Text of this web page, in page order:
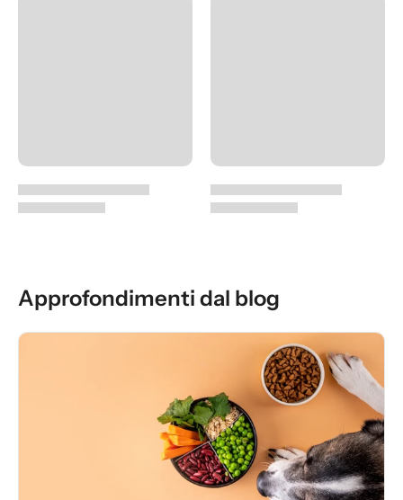
Approfondimenti dal blog